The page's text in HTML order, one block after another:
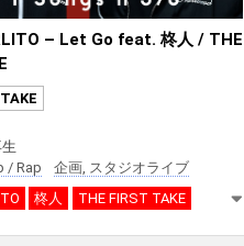
– Let Go feat. 柊人 / THE
/ Rap
企画, スタジオライブ
柊人 THE FIRST TAKE